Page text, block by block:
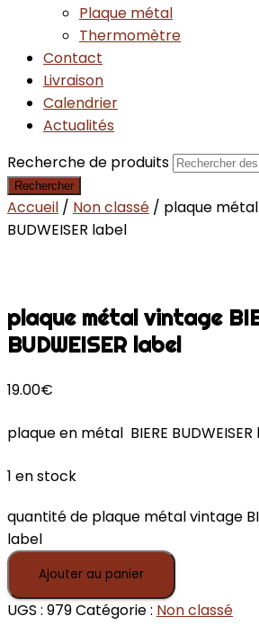
Plaque métal
Thermomètre
Contact
Livraison
Calendrier
Actualités
Recherche de produits
Rechercher
Accueil / Non classé / plaque métal
BUDWEISER label
plaque métal vintage
BUDWEISER label
19.00€
plaque en métal BIERE
1 en stock
quantité de plaque métal vintage
label
Ajouter au panier
UGS : 979Catégorie : Non classé